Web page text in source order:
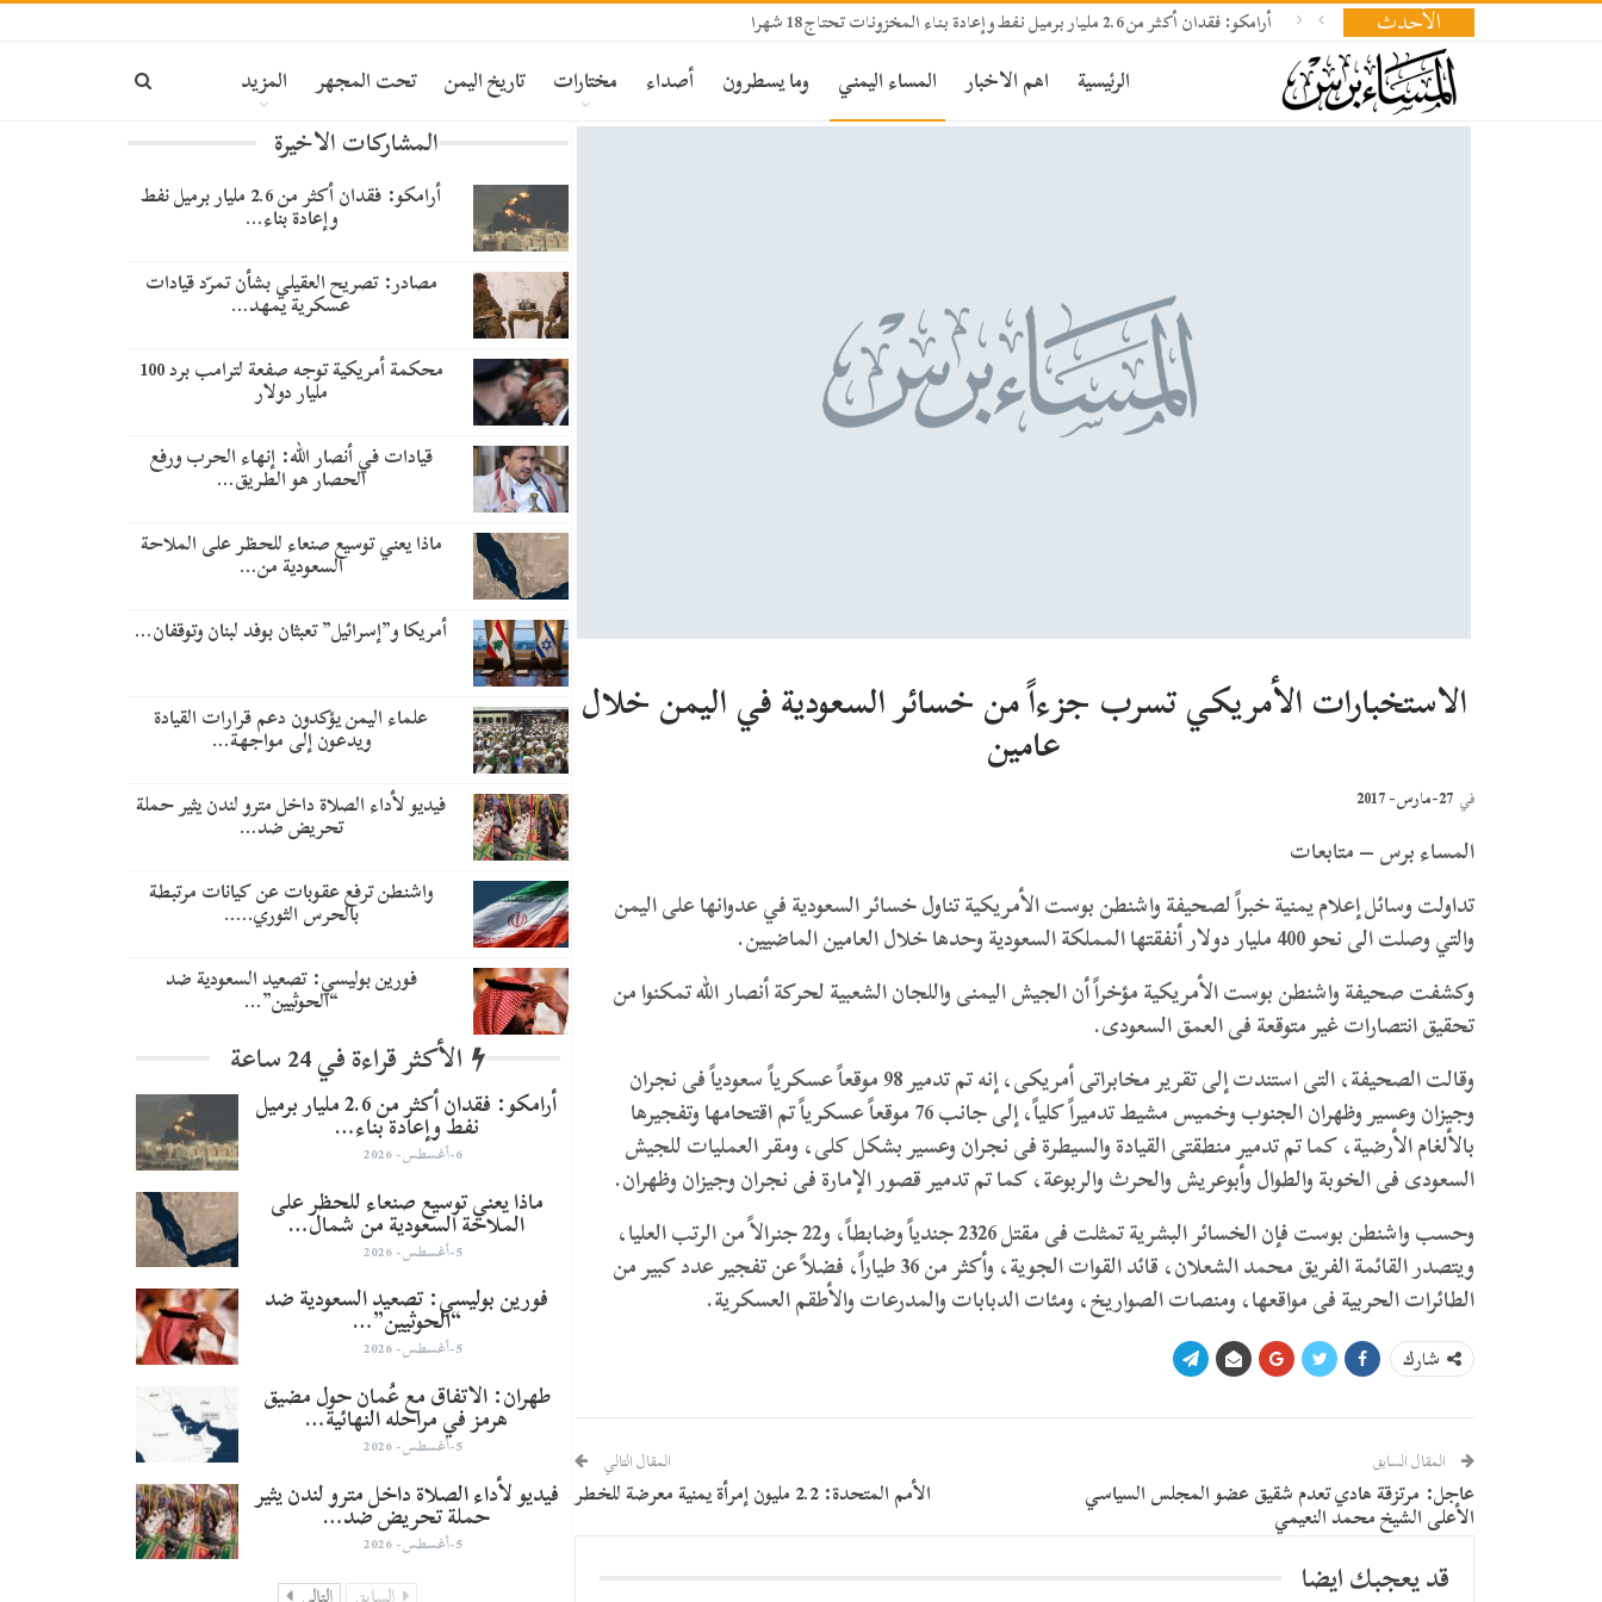
الأحدث أرامكو: فقدان أكثر من 2.6 مليار برميل نفط وإعادة بناء المخزونات تحتاج 18 شهرا
الرئيسية اهم الاخبار المساء اليمني وما يسطرون أصداء مختارات تاريخ اليمن تحت المجهر المزيد
الاستخبارات الأمريكي تسرب جزءاً من خسائر السعودية في اليمن خلال
عامين
في 27-مارس- 2017
المساء برس – متابعات
تداولت وسائل إعلام يمنية خبراً لصحيفة واشنطن بوست الأمريكية تناول خسائر السعودية في عدوانها على اليمن
والتي وصلت الى نحو 400 مليار دولار أنفقتها المملكة السعودية وحدها خلال العامين الماضيين.
وكشفت صحيفة واشنطن بوست الأمريكية مؤخراً أن الجيش اليمنى واللجان الشعبية لحركة أنصار الله تمكنوا من
تحقيق انتصارات غير متوقعة فى العمق السعودى.
وقالت الصحيفة، التى استندت إلى تقرير مخابراتى أمريكى، إنه تم تدمير 98 موقعاً عسكرياً سعودياً فى نجران
وجيزان وعسير وظهران الجنوب وخميس مشيط تدميراً كلياً، إلى جانب 76 موقعاً عسكرياً تم اقتحامها وتفجيرها
بالألغام الأرضية، كما تم تدمير منطقتى القيادة والسيطرة فى نجران وعسير بشكل كلى، ومقر العمليات للجيش
السعودى فى الخوبة والطوال وأبوعريش والحرث والربوعة، كما تم تدمير قصور الإمارة فى نجران وجيزان وظهران.
وحسب واشنطن بوست فإن الخسائر البشرية تمثلت فى مقتل 2326 جندياً وضابطاً، و22 جنرالاً من الرتب العليا،
ويتصدر القائمة الفريق محمد الشعلان، قائد القوات الجوية، وأكثر من 36 طياراً، فضلاً عن تفجير عدد كبير من
الطائرات الحربية فى مواقعها، ومنصات الصواريخ، ومئات الدبابات والمدرعات والأطقم العسكرية.
شارك
المقال السابق
عاجل: مرتزقة هادي تعدم شقيق عضو المجلس السياسي
الأعلى الشيخ محمد النعيمي
المقال التالي
الأمم المتحدة: 2.2 مليون إمرأة يمنية معرضة للخطر
قد يعجبك ايضا
المشاركات الاخيرة
أرامكو: فقدان أكثر من 2.6 مليار برميل نفط
وإعادة بناء…
مصادر: تصريح العقيلي بشأن تمرّد قيادات
عسكرية يمهد…
محكمة أمريكية توجه صفعة لترامب برد 100
مليار دولار
قيادات في أنصار الله: إنهاء الحرب ورفع
الحصار هو الطريق…
ماذا يعني توسيع صنعاء للحظر على الملاحة
السعودية من…
أمريكا و”إسرائيل” تعبثان بوفد لبنان وتوقفان…
علماء اليمن يؤكدون دعم قرارات القيادة
ويدعون إلى مواجهة…
فيديو لأداء الصلاة داخل مترو لندن يثير حملة
تحريض ضد…
واشنطن ترفع عقوبات عن كيانات مرتبطة
بالحرس الثوري..…
​فورين بوليسي: تصعيد السعودية ضد
“الحوثيين”…
الأكثر قراءة في 24 ساعة
أرامكو: فقدان أكثر من 2.6 مليار برميل
نفط وإعادة بناء…
6-أغسطس- 2026
ماذا يعني توسيع صنعاء للحظر على
الملاحة السعودية من شمال…
5-أغسطس- 2026
​فورين بوليسي: تصعيد السعودية ضد
“الحوثيين”…
5-أغسطس- 2026
طهران: الاتفاق مع عُمان حول مضيق
هرمز في مراحله النهائية…
5-أغسطس- 2026
فيديو لأداء الصلاة داخل مترو لندن يثير
حملة تحريض ضد…
5-أغسطس- 2026